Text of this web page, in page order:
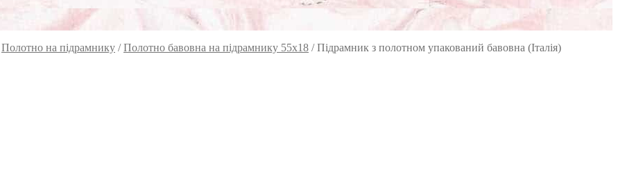
Полотно на підрамнику /Полотно бавовна на підрамнику 55х18 /Підрамник з полотном упакований бавовна (Італія)